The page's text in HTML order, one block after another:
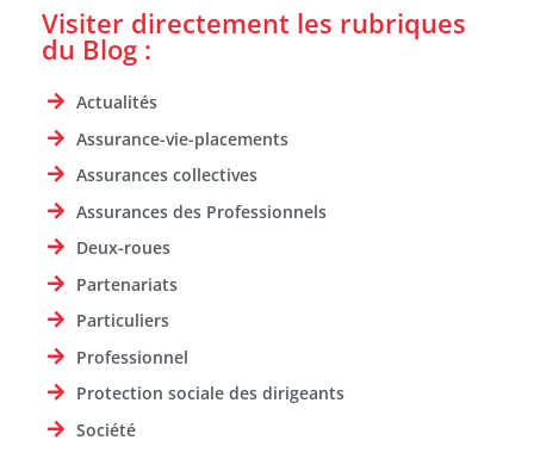
Visiter directement les rubriques
du Blog :
Actualités
Assurance-vie-placements
Assurances collectives
Assurances des Professionnels
Deux-roues
Partenariats
Particuliers
Professionnel
Protection sociale des dirigeants
Société